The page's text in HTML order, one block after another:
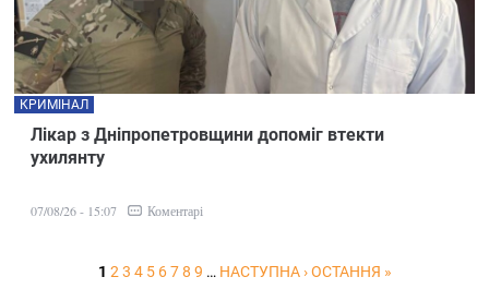
Лікар з Дніпропетровщини допоміг втекти
ухилянту
КРИМІНАЛ
07/08/26 - 15:07 Коментарі
1 2 3 4 5 6 7 8 9 … НАСТУПНА › ОСТАННЯ »